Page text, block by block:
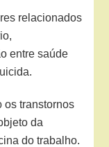
relacionados
entre saúde
os transtornos
da
do trabalho.